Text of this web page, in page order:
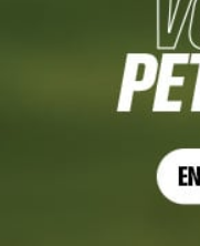
The Sentry